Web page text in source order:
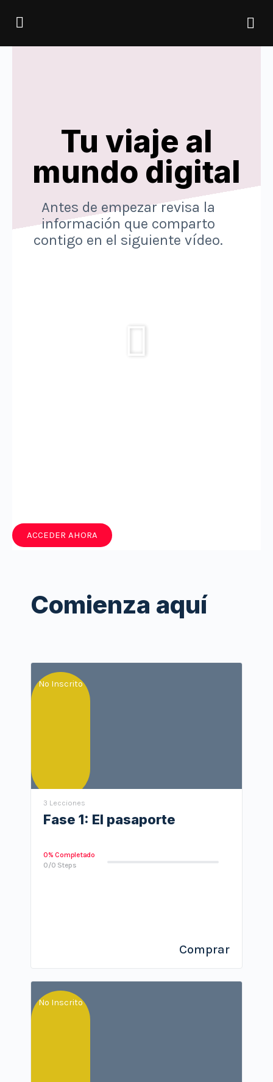
Tu viaje al
mundo digital
Antes de empezar revisa la
información que comparto
contigo en el siguiente vídeo.
ACCEDER AHORA
Comienza aquí
No Inscrito
3 Lecciones
Fase 1: El pasaporte
0% Completado
0/0 Steps
Comprar
No Inscrito